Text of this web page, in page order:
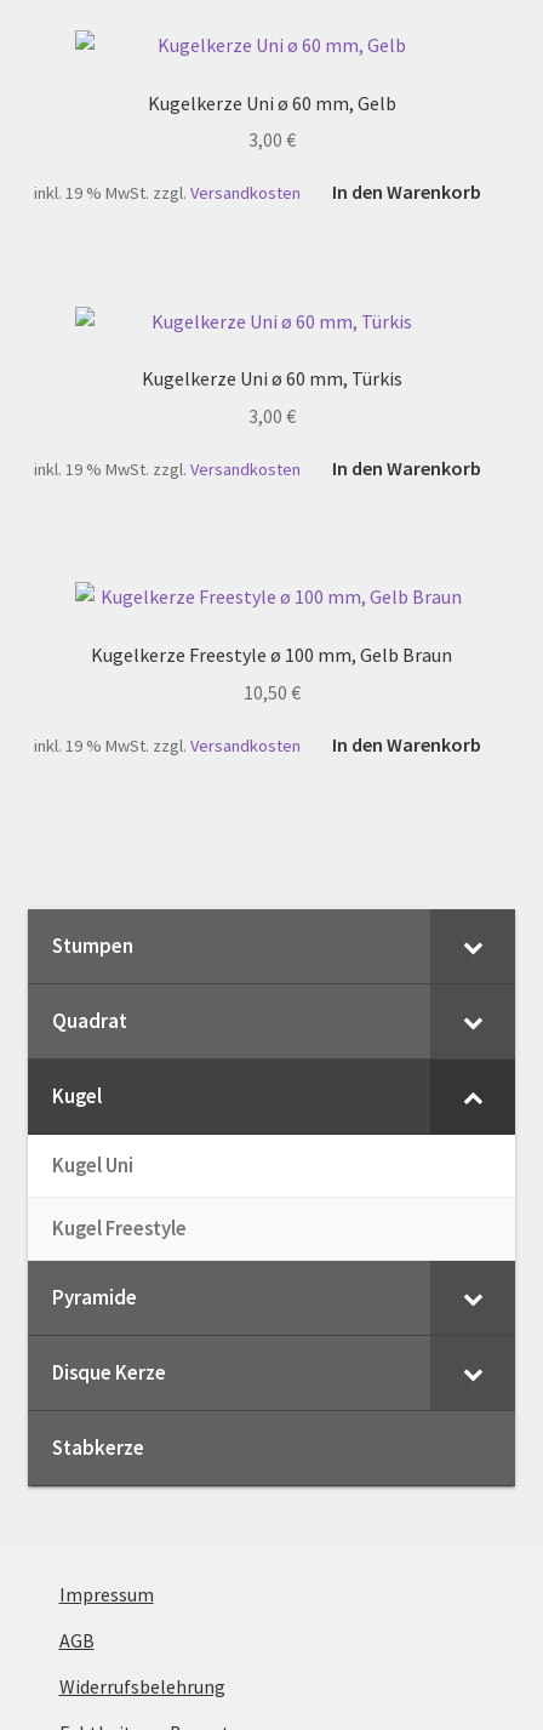
Kugelkerze Uni ø 60 mm, Gelb
3,00 €
inkl. 19 % MwSt. zzgl.Versandkosten In den Warenkorb
Kugelkerze Uni ø 60 mm, Türkis
3,00 €
inkl. 19 % MwSt. zzgl.Versandkosten In den Warenkorb
Kugelkerze Freestyle ø 100 mm, Gelb Braun
10,50 €
inkl. 19 % MwSt. zzgl.Versandkosten In den Warenkorb
Stumpen
Quadrat
Kugel
Kugel Uni
Kugel Freestyle
Pyramide
Disque Kerze
Stabkerze
Impressum
AGB
Widerrufsbelehrung